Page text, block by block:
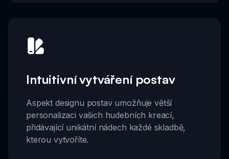
Intuitivní vytváření postav
Aspekt designu postav umožňuje větší
personalizaci vašich hudebních kreací,
přidávající unikátní nádech každé skladbě,
kterou vytvoříte.